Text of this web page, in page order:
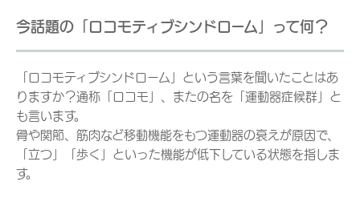
今話題の「ロコモティブシンドローム」って何？
「ロコモティブシンドローム」という言葉を聞いたことはあ
りますか？通称「ロコモ」、またの名を「運動器症候群」と
も言います。
骨や関節、筋肉など移動機能をもつ運動器の衰えが原因で、
「立つ」「歩く」といった機能が低下している状態を指しま
す。